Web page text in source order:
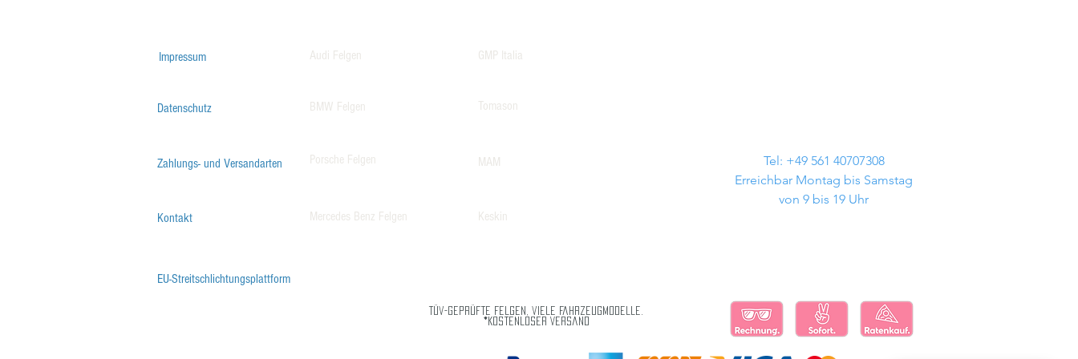
Impressum
Datenschutz
Zahlungs- und Versandarten
Kontakt
Audi Felgen
BMW Felgen
Porsche Felgen
Mercedes Benz Felgen
GMP Italia
Tomason
MAM
Keskin
Tel: +49 561 40707308
Erreichbar Montag bis Samstag
von 9 bis 19 Uhr
EU-Streitschlichtungsplattform
Tüv-geprüfte Felgen, viele Fahrzeugmodelle.
*Kostenloser Versand